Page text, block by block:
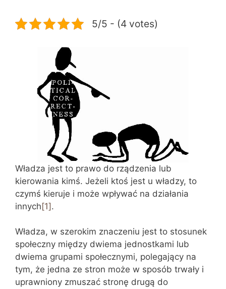
5/5 - (4 votes)
Władza jest to prawo do rządzenia lub
kierowania kimś. Jeżeli ktoś jest u władzy, to
czymś kieruje i może wpływać na działania
innych[1].
Władza, w szerokim znaczeniu jest to stosunek
społeczny między dwiema jednostkami lub
dwiema grupami społecznymi, polegający na
tym, że jedna ze stron może w sposób trwały i
uprawniony zmuszać stronę drugą do